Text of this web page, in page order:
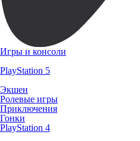
Игры и консоли
PlayStation 5
Экшен
Ролевые игры
Приключения
Гонки
PlayStation 4